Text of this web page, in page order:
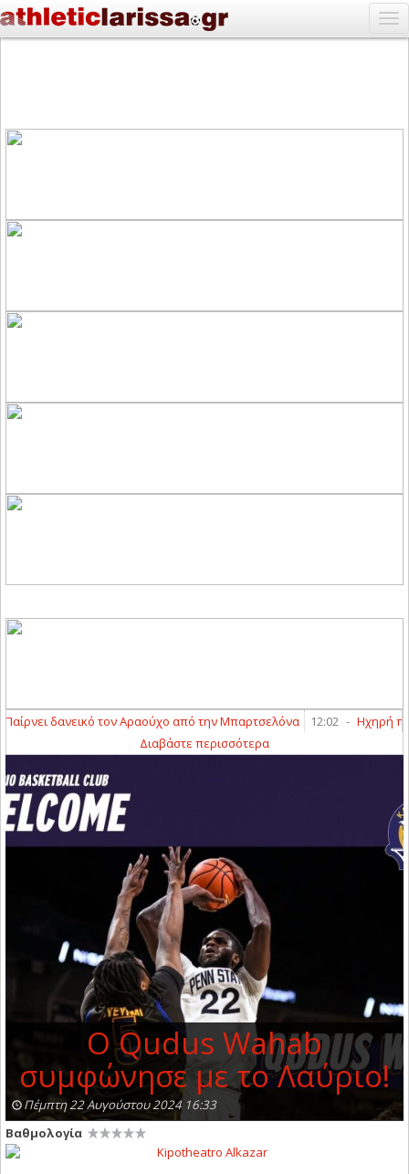
δανεικό τον Αραούχο από την Μπαρτσελόνα 12:02 - Ηχηρή
Διαβάστε περισσότερα
Ο Qudus Wahab
συμφώνησε με το Λαύριο!
Πέμπτη 22 Αυγούστου 2024 16:33
Βαθμολογία